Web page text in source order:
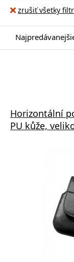
zrušiť všetky
Horizontální
PU kůže,